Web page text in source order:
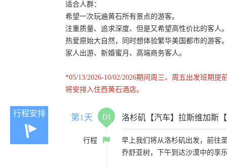
适合人群：
希望一次玩遍黄石所有景点的游客。
注重质量、追求深度、但是又希望高性价比的客人
热爱原始大自然，同时想体验繁华美国都市的游客
家人出游、新婚蜜月、高端商务客人。
*05/13/2026-10/02/2026期间周三、周五出发班期
将安排入住西黄石酒店。
行程安排 第1天 D1 洛杉矶【汽车】拉斯维加斯
行程
早上我们将从洛杉矶出发，前往
乔舒亚树，下午到达沙漠中的享